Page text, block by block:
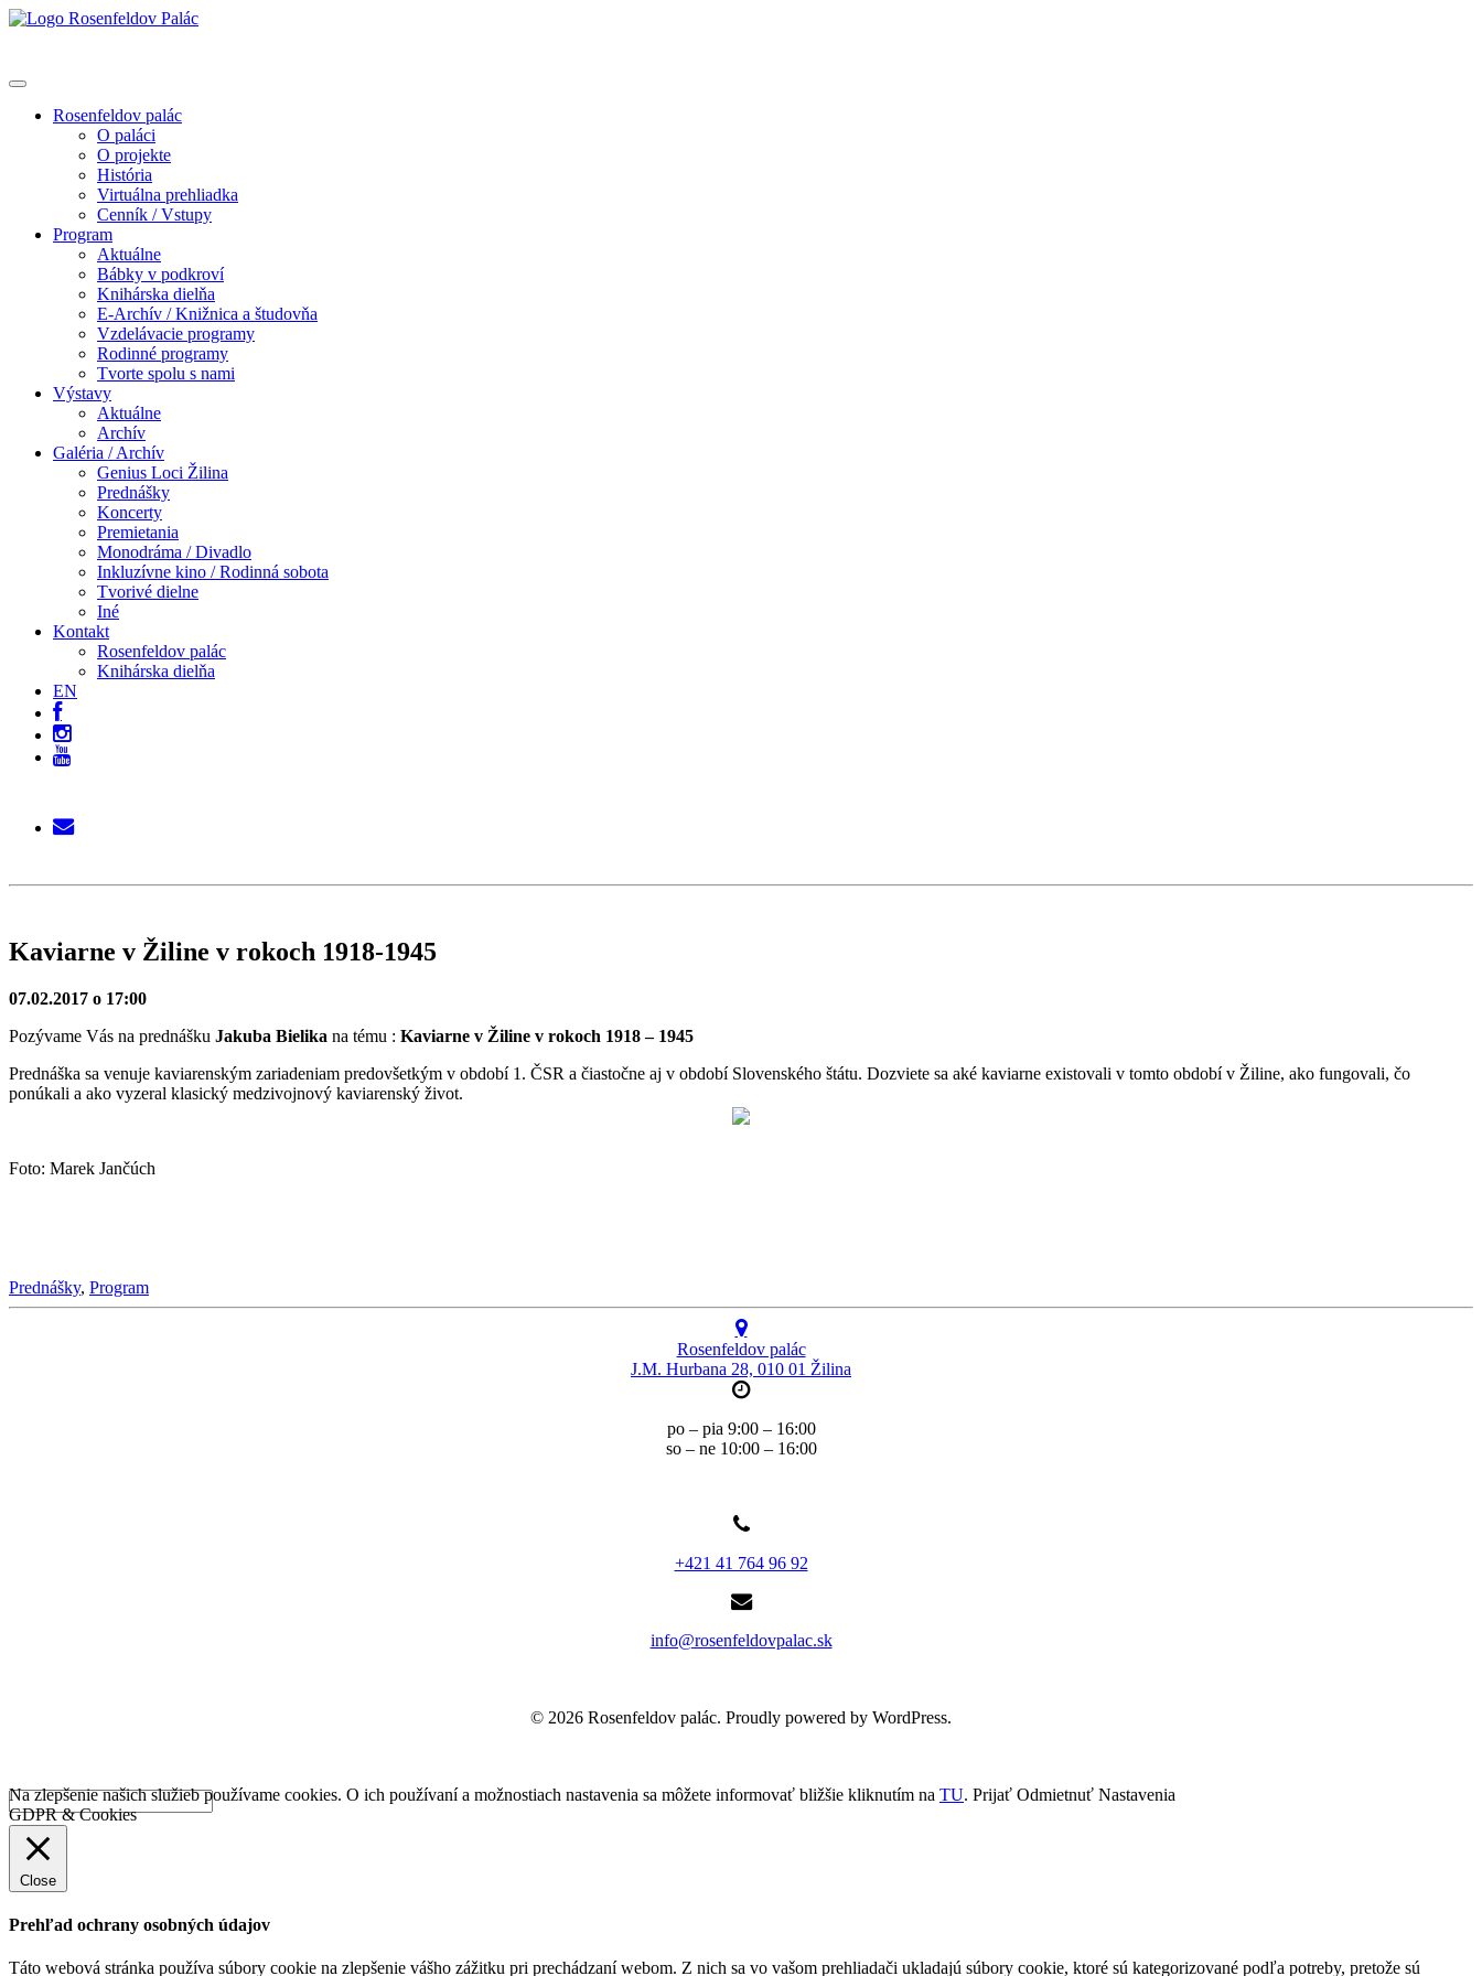
Rosenfeldov palác
O paláci
O projekte
História
Virtuálna prehliadka
Cenník / Vstupy
Program
Aktuálne
Bábky v podkroví
Knihárska dielňa
E-Archív / Knižnica a študovňa
Vzdelávacie programy
Rodinné programy
Tvorte spolu s nami
Výstavy
Aktuálne
Archív
Galéria / Archív
Genius Loci Žilina
Prednášky
Koncerty
Premietania
Monodráma / Divadlo
Inkluzívne kino / Rodinná sobota
Tvorivé dielne
Iné
Kontakt
Rosenfeldov palác
Knihárska dielňa
EN
Kaviarne v Žiline v rokoch 1918-1945
07.02.2017 o 17:00
Pozývame Vás na prednášku Jakuba Bielika na tému : Kaviarne v Žiline v rokoch 1918 – 1945
Prednáška sa venuje kaviarenským zariadeniam predovšetkým v období 1. ČSR a čiastočne aj v období Slovenského štátu. Dozviete sa aké kaviarne existovali v tomto období v Žiline, ako fungovali, čo
ponúkali a ako vyzeral klasický medzivojnový kaviarenský život.
Foto: Marek Jančúch
Prednášky, Program
Rosenfeldov palác
J.M. Hurbana 28, 010 01 Žilina
po – pia 9:00 – 16:00
so – ne 10:00 – 16:00
+421 41 764 96 92
info@rosenfeldovpalac.sk
© 2026 Rosenfeldov palác. Proudly powered by WordPress.
Na zlepšenie našich služieb používame cookies. O ich používaní a možnostiach nastavenia sa môžete informovať bližšie kliknutím na TU. Prijať Odmietnuť Nastavenia
GDPR & Cookies
Close
Prehľad ochrany osobných údajov
Táto webová stránka používa súbory cookie na zlepšenie vášho zážitku pri prechádzaní webom. Z nich sa vo vašom prehliadači ukladajú súbory cookie, ktoré sú kategorizované podľa potreby, pretože sú